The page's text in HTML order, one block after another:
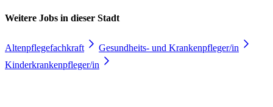
Weitere Jobs in dieser Stadt
Altenpflegefachkraft
Gesundheits- und Krankenpfleger/in
Kinderkrankenpfleger/in